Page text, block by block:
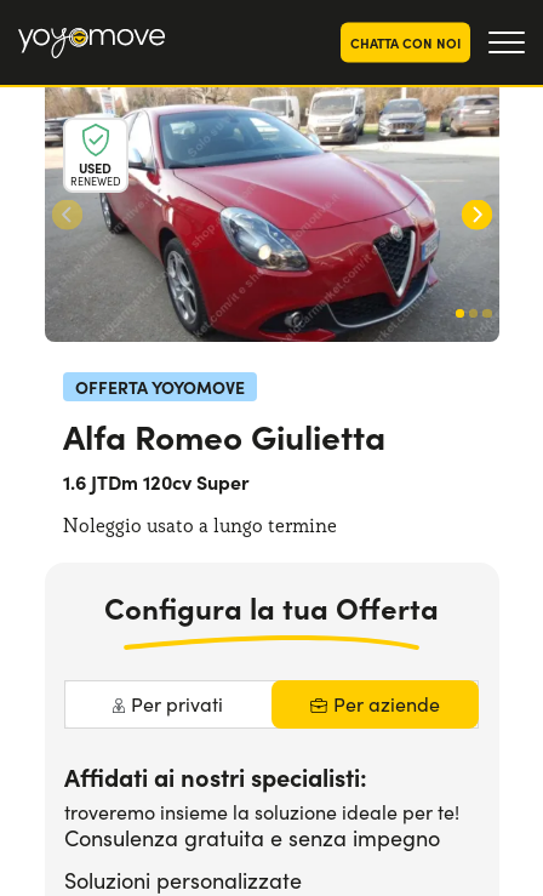
CHATTA CON NOI
OFFERTE NOLEGGIOLUNGO TERMINE
Privati
Aziende e P.IVA
OFFERTE NOLEGGIO
AUTO USATE
CHI SIAMO
La nostra storia
Lavora con noi
COME FUNZIONA
PERCHÉ CONVIENE
USED
RENEWED
OFFERTA YOYOMOVE
Alfa Romeo Giulietta
1.6 JTDm 120cv Super
Noleggio usato a lungo termine
Configura la tua Offerta
Per privati Per aziende
Affidati ai nostri specialisti:
troveremo insieme la soluzione ideale per te!
Consulenza gratuita e senza impegno
Soluzioni personalizzate